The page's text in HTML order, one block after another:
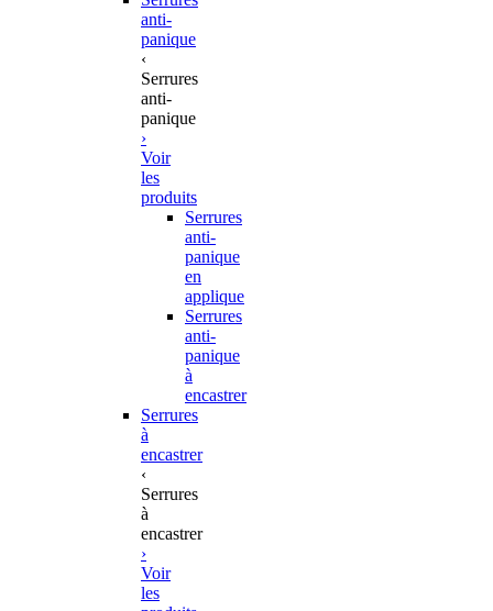
anti-
panique
‹
Serrures
anti-
panique
›
Voir
les
produits
Serrures
anti-
panique
en
applique
Serrures
anti-
panique
à
encastrer
Serrures
à
encastrer
‹
Serrures
à
encastrer
›
Voir
les